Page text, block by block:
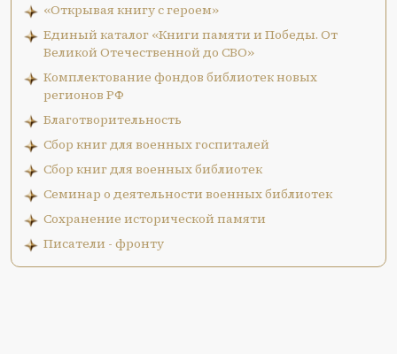
«Открывая книгу с героем»
Единый каталог «Книги памяти и Победы. От
Великой Отечественной до СВО»
Комплектование фондов библиотек новых
регионов РФ
Благотворительность
Сбор книг для военных госпиталей
Сбор книг для военных библиотек
Семинар о деятельности военных библиотек
Сохранение исторической памяти
Писатели - фронту